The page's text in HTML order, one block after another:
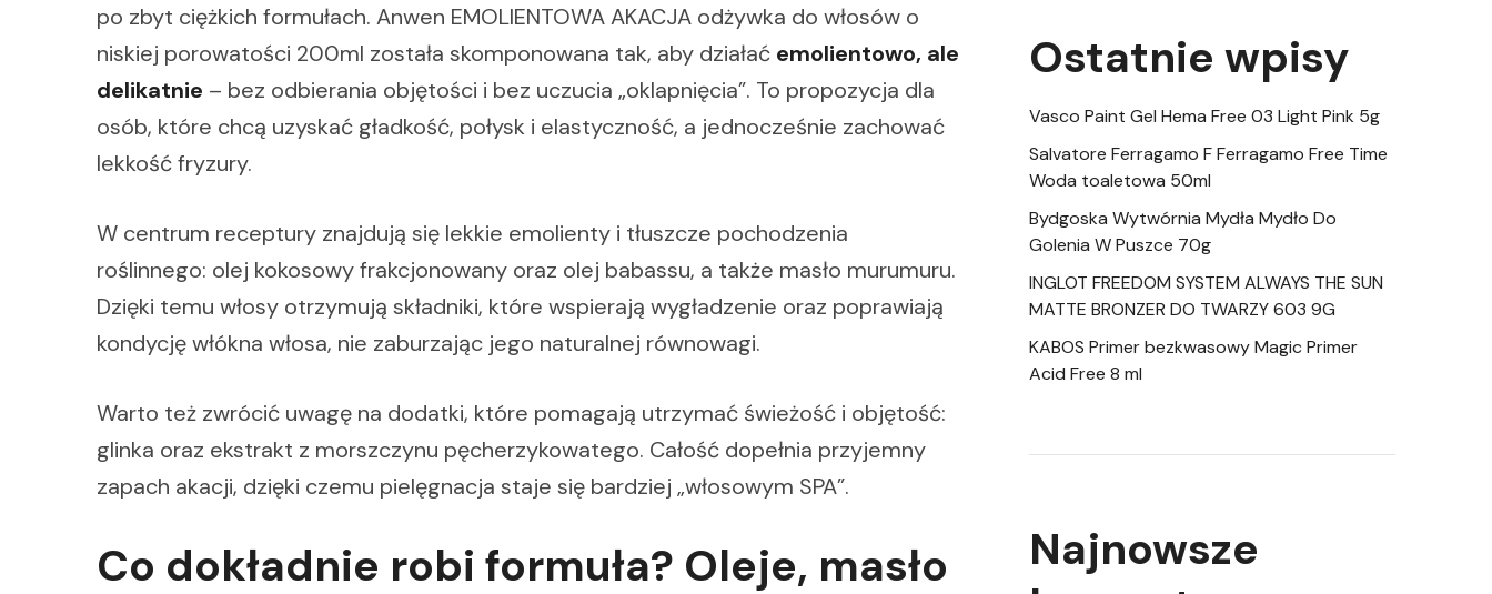
po zbyt ciężkich formułach. Anwen EMOLIENTOWA AKACJA odżywka do włosów o
niskiej porowatości 200ml została skomponowana tak, aby działać emolientowo, ale
delikatnie – bez odbierania objętości i bez uczucia „oklapnięcia”. To propozycja dla
osób, które chcą uzyskać gładkość, połysk i elastyczność, a jednocześnie zachować
lekkość fryzury.
W centrum receptury znajdują się lekkie emolienty i tłuszcze pochodzenia
roślinnego: olej kokosowy frakcjonowany oraz olej babassu, a także masło murumuru.
Dzięki temu włosy otrzymują składniki, które wspierają wygładzenie oraz poprawiają
kondycję włókna włosa, nie zaburzając jego naturalnej równowagi.
Warto też zwrócić uwagę na dodatki, które pomagają utrzymać świeżość i objętość:
glinka oraz ekstrakt z morszczynu pęcherzykowatego. Całość dopełnia przyjemny
zapach akacji, dzięki czemu pielęgnacja staje się bardziej „włosowym SPA”.
Co dokładnie robi formuła? Oleje, masło
Ostatnie wpisy
Vasco Paint Gel Hema Free 03 Light Pink 5g
Salvatore Ferragamo F Ferragamo Free Time
Woda toaletowa 50ml
Bydgoska Wytwórnia Mydła Mydło Do
Golenia W Puszce 70g
INGLOT FREEDOM SYSTEM ALWAYS THE SUN
MATTE BRONZER DO TWARZY 603 9G
KABOS Primer bezkwasowy Magic Primer
Acid Free 8 ml
Najnowsze